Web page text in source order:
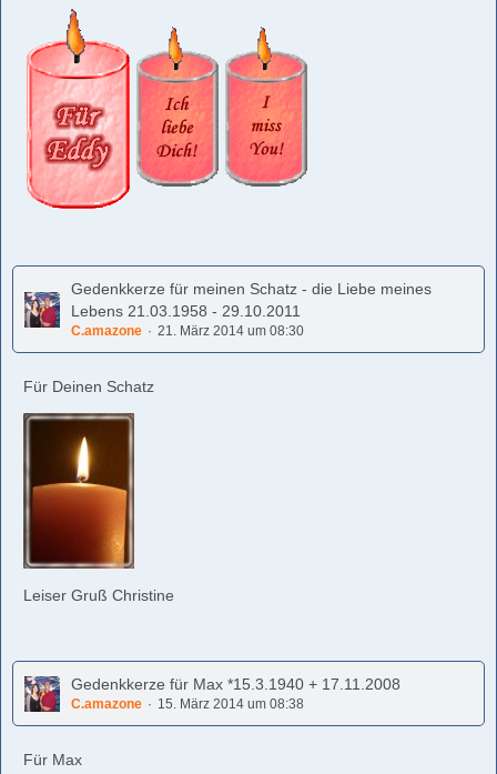
Gedenkkerze für meinen Schatz - die Liebe meines
Lebens 21.03.1958 - 29.10.2011
C.amazone 21. März 2014 um 08:30
Für Deinen Schatz
Leiser Gruß Christine
Gedenkkerze für Max *15.3.1940 + 17.11.2008
C.amazone 15. März 2014 um 08:38
Für Max